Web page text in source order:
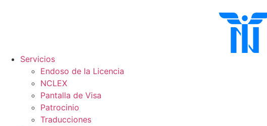
Servicios
Endoso de la Licencia
NCLEX
Pantalla de Visa
Patrocinio
Traducciones